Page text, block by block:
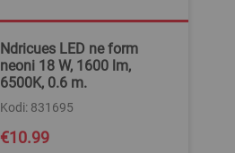
Ndricues LED ne form
neoni 18 W, 1600 lm,
6500K, 0.6 m.
Kodi: 831695
€10.99